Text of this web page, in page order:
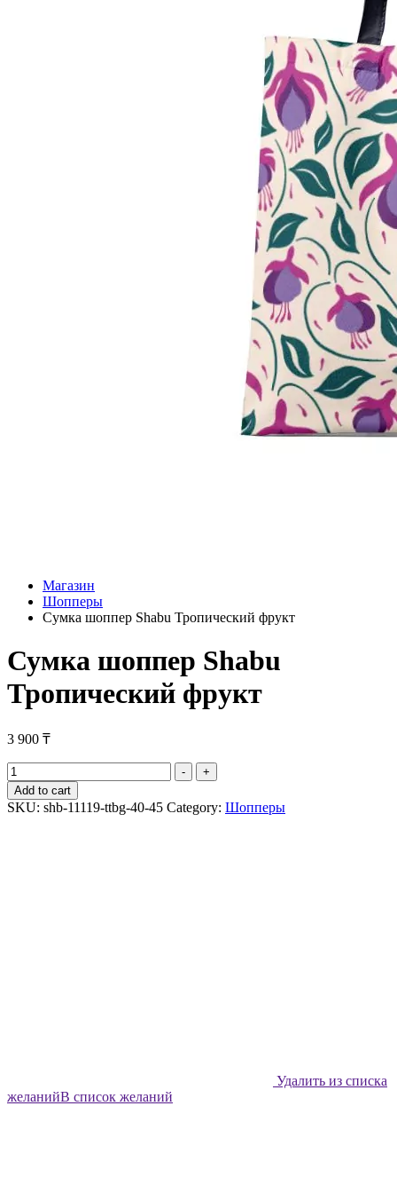
Магазин
Шопперы
Сумка шоппер Shabu Тропический фрукт
Сумка шоппер Shabu
Тропический фрукт
3 900 ₸
Сумка
шоппер
Shabu
Тропический
-
+
Add to cart
SKU: shb-11119-ttbg-40-45 Category: Шопперы
Удалить из списка
желанийВ список желаний